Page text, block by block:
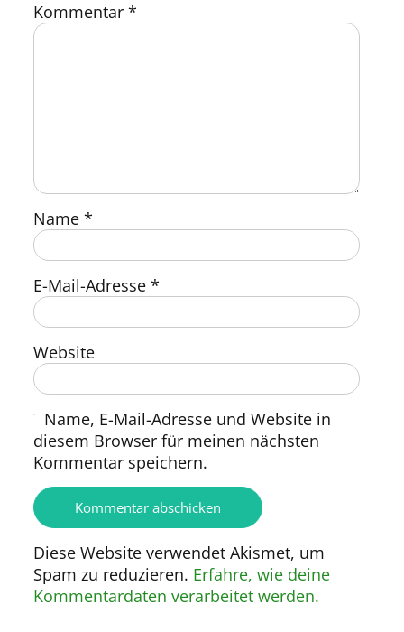
Kommentar*
Name*
E-Mail-Adresse*
Website
Name, E-Mail-Adresse und Website in
diesem Browser für meinen nächsten
Kommentar speichern.
Diese Website verwendet Akismet, um
Spam zu reduzieren. Erfahre, wie deine
Kommentardaten verarbeitet werden.